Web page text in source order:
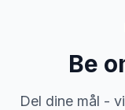
Be
Del dine mål -